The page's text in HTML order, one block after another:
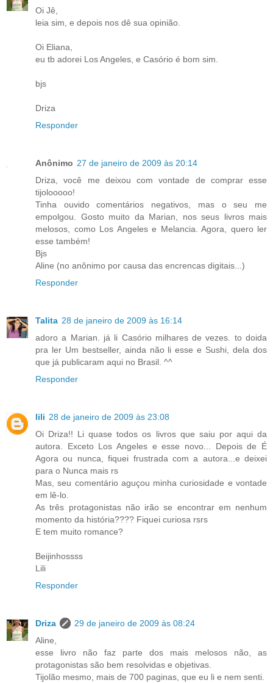
Oi Jê,
leia sim, e depois nos dê sua opinião.
Oi Eliana,
eu tb adorei Los Angeles, e Casório é bom sim.
bjs
Driza
Responder
Anônimo 27 de janeiro de 2009 às 20:14
Driza, você me deixou com vontade de comprar esse
tijolooooo!
Tinha ouvido comentários negativos, mas o seu me
empolgou. Gosto muito da Marian, nos seus livros mais
melosos, como Los Angeles e Melancia. Agora, quero ler
esse também!
Bjs
Aline (no anônimo por causa das encrencas digitais...)
Responder
Talita 28 de janeiro de 2009 às 16:14
adoro a Marian. já li Casório milhares de vezes. to doida
pra ler Um bestseller, ainda não li esse e Sushi, dela dos
que já publicaram aqui no Brasil. ^^
Responder
lili 28 de janeiro de 2009 às 23:08
Oi Driza!! Li quase todos os livros que saiu por aqui da
autora. Exceto Los Angeles e esse novo... Depois de É
Agora ou nunca, fiquei frustrada com a autora...e deixei
para o Nunca mais rs
Mas, seu comentário aguçou minha curiosidade e vontade
em lê-lo.
As três protagonistas não irão se encontrar em nenhum
momento da história???? Fiquei curiosa rsrs
E tem muito romance?
Beijinhossss
Lili
Responder
Driza
29 de janeiro de 2009 às 08:24
Aline,
esse livro não faz parte dos mais melosos não, as
protagonistas são bem resolvidas e objetivas.
Tijolão mesmo, mais de 700 paginas, que eu li e nem senti.